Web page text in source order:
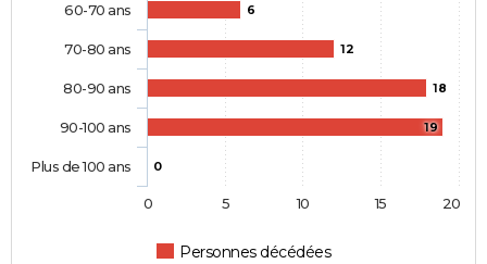
6
12
18
19
0
Personnes décédées
60-70 ans
70-80 ans
80-90 ans
90-100 ans
Plus de 100 ans
0 5 10 15 20